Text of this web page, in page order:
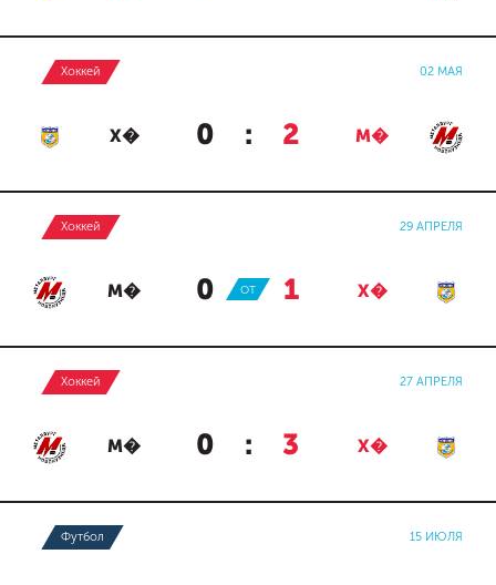
Хоккей 02 МАЯ
Х� 0 : 2 М�
Хоккей 29 АПРЕЛЯ
М� 0 : 1 Х�
ОТ
Хоккей 27 АПРЕЛЯ
М� 0 : 3 Х�
Футбол 15 ИЮЛЯ